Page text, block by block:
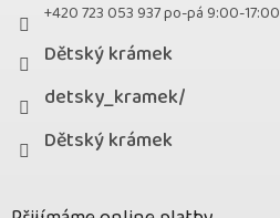
+420 723 053 937 po-pá 9:00-17:00
Dětský krámek
detsky_kramek/
Dětský krámek